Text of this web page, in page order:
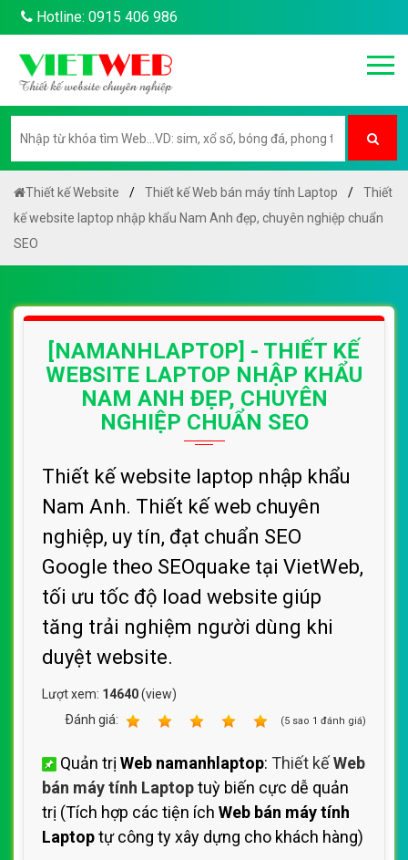
Hotline: 0915 406 986
Thiết kế Website Thiết kế Web bán máy tính Laptop
Thiết
kế website laptop nhập khẩu Nam Anh đẹp, chuyên nghiệp chuẩn
SEO
[NAMANHLAPTOP] - THIẾT KẾ
WEBSITE LAPTOP NHẬP KHẨU
NAM ANH ĐẸP, CHUYÊN
NGHIỆP CHUẨN SEO
Thiết kế website laptop nhập khẩu
Nam Anh. Thiết kế web chuyên
nghiệp, uy tín, đạt chuẩn SEO
Google theo SEOquake tại VietWeb,
tối ưu tốc độ load website giúp
tăng trải nghiệm người dùng khi
duyệt website.
Lượt xem: 14640(view)
Ðánh giá:
(5 sao 1 đánh giá)
Quản trị Web namanhlaptop: Thiết kếWeb
bán máy tính Laptoptuỳ biến cực dễ quản
trị (Tích hợp các tiện ích Web bán máy tính
Laptoptự công ty xây dựng cho khách hàng)